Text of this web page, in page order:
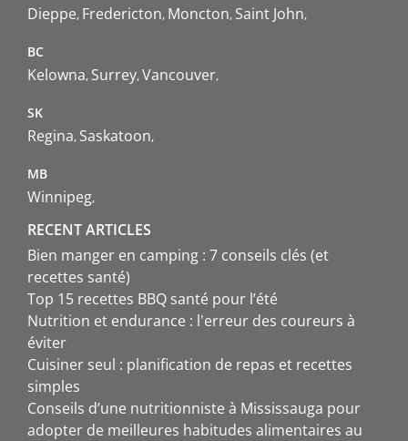
Dieppe Fredericton Moncton Saint John
BC
Kelowna Surrey Vancouver
SK
Regina Saskatoon
MB
Winnipeg
RECENT ARTICLES
Bien manger en camping : 7 conseils clés (et
recettes santé)
Top 15 recettes BBQ santé pour l’été
Nutrition et endurance : l'erreur des coureurs à
éviter
Cuisiner seul : planification de repas et recettes
simples
Conseils d’une nutritionniste à Mississauga pour
adopter de meilleures habitudes alimentaires au